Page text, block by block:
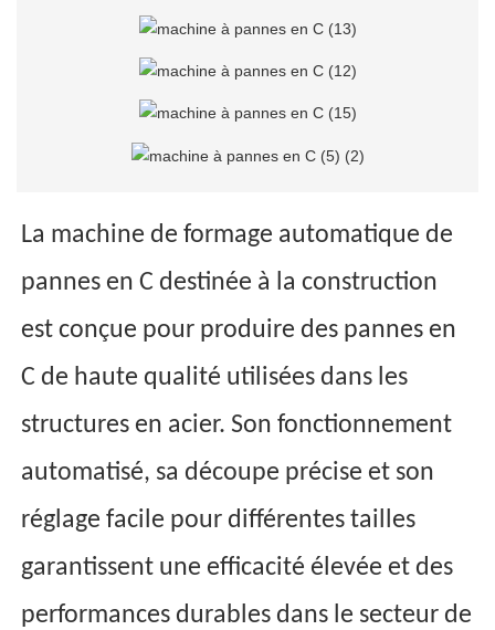
La machine de formage automatique de
pannes en C destinée à la construction
est conçue pour produire des pannes en
C de haute qualité utilisées dans les
structures en acier. Son fonctionnement
automatisé, sa découpe précise et son
réglage facile pour différentes tailles
garantissent une efficacité élevée et des
performances durables dans le secteur de